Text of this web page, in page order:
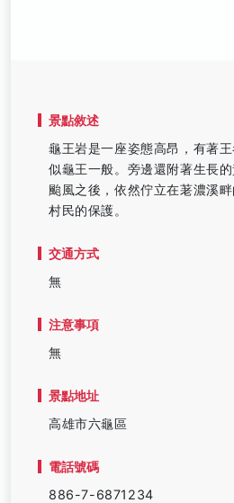
景點敘述
龜王岩是一座姿態高昂，有著
似龜王一般。旁邊還附著生長
颱風之後，依然佇立在荖濃溪
村民的保護。
交通方式
無
注意事項
無
景點地址
高雄市六龜區
電話號碼
886-7-6871234